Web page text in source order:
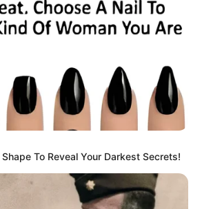
To Reveal Your Darkest Secrets!